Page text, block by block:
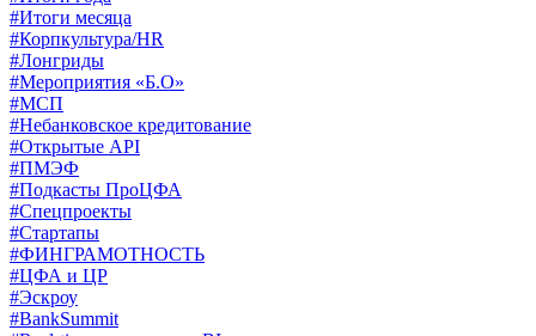
#Итоги месяца
#Корпкультура/HR
#Лонгриды
#Мероприятия «Б.О»
#МСП
#Небанковское кредитование
#Открытые API
#ПМЭФ
#Подкасты ПроЦФА
#Спецпроекты
#Стартапы
#ФИНГРАМОТНОСТЬ
#ЦФА и ЦР
#Эскроу
#BankSummit